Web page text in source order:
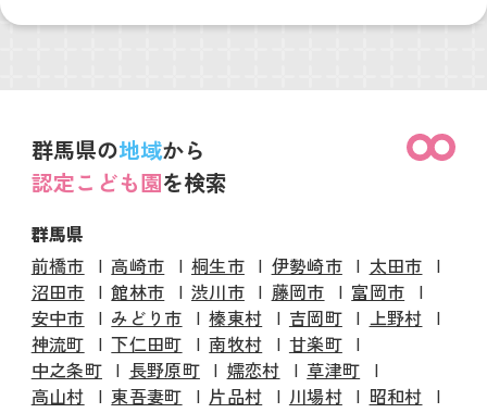
群馬県の地域から
認定こども園を検索
群馬県
前橋市
高崎市 桐生市 伊勢崎市
太田市
沼田市
館林市 渋川市 藤岡市
富岡市
安中市
みどり市 榛東村 吉岡町
上野村
神流町
下仁田町 南牧村
甘楽町
中之条町
長野原町 嬬恋村
草津町
高山村
東吾妻町 片品村 川場村
昭和村